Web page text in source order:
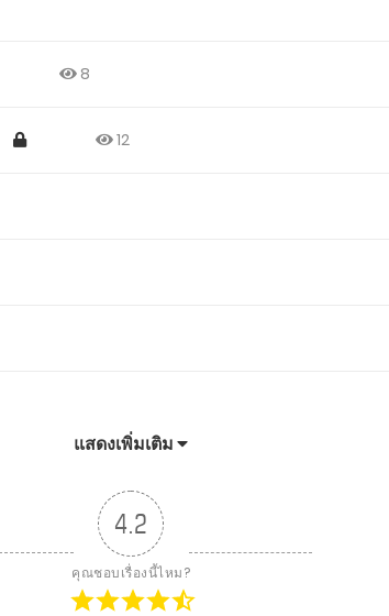
8
12
แสดงเพิ่มเติม
4.2
คุณชอบเรื่องนี้ไหม?